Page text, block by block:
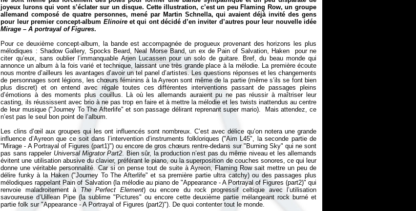
joyeux lurons qui vont s’éclater sur un disque. Cette illustration, c’est un peu Flaming Row, un groupe
allemand composé de quatre personnes, mené par Martin Schnella, qui avaient déjà invité des gens
pour leur premier concept-album Elinoireet qui ont décidé d’en inviter d’autres pour leur nouvelle idée
Mirage – A portrayal of Figures.
Pour ce deuxième concept-album, la bande est accompagnée de progueux provenant des horizons les plus
mélodiques : Shadow Gallery, Spocks Beard, Neal Morse Band, un ex de Pain of Salvation, Haken pour ne
citer qu’eux, sans oublier l’immanquable Arjen Lucassen pour un solo de guitare. Bref, du beau monde qui
annonce un album à la fois varié et technique, laissant une très grande place à la mélodie. La première écoute
nous montre d’ailleurs les avantages d’avoir un tel panel d’artistes. Les questions réponses et les changements
de personnages sont légions, les chœurs féminins à la Ayreon sont même de la partie (même s’ils se font bien
plus discret) et on entend avec régale toutes ces différentes interventions passant de passages pleins
d’émotions à des moments plus couillus. Là où les allemands auraient pu ne pas réussir à maîtriser leur
casting, ils réussissent avec brio à ne pas trop en faire et à mettre la mélodie et les twists inattendus au centre
de leur musique ("Journey To The Afterlife" et son passage délirant reprenant super mario). Mais attendez, ce
n’est pas le seul bon point de l’album.
Les clins d’œil aux groupes qui les ont influencés sont nombreux. C’est avec délice qu’on notera une grande
influence d’Ayreon que ce soit dans l’intervention d’instruments folkloriques ("Aim L45", la seconde partie de
"Mirage - A Portrayal of Figures (part1)") ou encore de gros chœurs rentre-dedans sur "Burning Sky" qui ne sont
pas sans rappeler Universal Migrator Part2. Bien sûr, la production n’est pas du même niveau et les allemands
évitent une utilisation abusive du clavier, préférant le piano, ou la superposition de couches sonores, ce qui leur
donne une véritable personnalité. Car si on pense tout de suite à Ayreon, Flaming Row sait mettre un peu de
délire funky à la Haken ("Journey To The Afterlife" et sa première partie ultra catchy) ou des passages plus
mélodiques rappelant Pain of Salvation (la mélodie au piano de "Appearance - A Portrayal of Figures (part2)" qui
renvoie maladroitement à The Perfect Element) ou encore du rock progressif celtique avec l’utilisation
savoureuse d’Uillean Pipe (la sublime "Pictures" ou encore cette deuxième partie mélangeant rock burné et
partie folk sur "Appearance - A Portrayal of Figures (part2)"). De quoi contenter tout le monde.